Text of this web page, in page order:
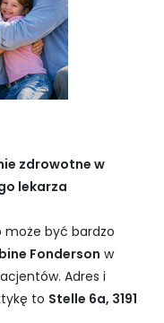
zdrowotne w
lekarza
może być bardzo
Fonderson w
Adres i
to Stelle 6a, 3191